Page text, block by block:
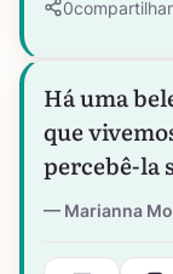
0
Há uma
que
percebê-la
Marianna